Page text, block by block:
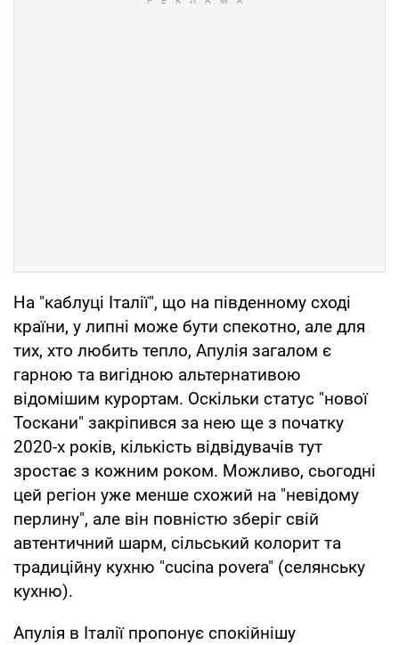
На "каблуці Італії", що на південному сході
країни, у липні може бути спекотно, але для
тих, хто любить тепло, Апулія загалом є
гарною та вигідною альтернативою
відомішим курортам. Оскільки статус "нової
Тоскани" закріпився за нею ще з початку
2020-х років, кількість відвідувачів тут
зростає з кожним роком. Можливо, сьогодні
цей регіон уже менше схожий на "невідому
перлину", але він повністю зберіг свій
автентичний шарм, сільський колорит та
традиційну кухню "cucina povera" (селянську
кухню).
Апулія в Італії пропонує спокійнішу